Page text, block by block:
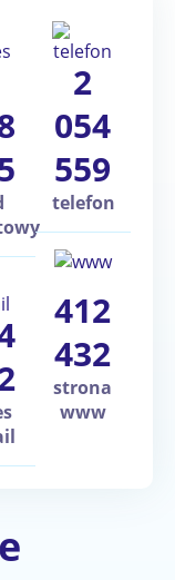
2
054
559
telefon
412
432
strona
www